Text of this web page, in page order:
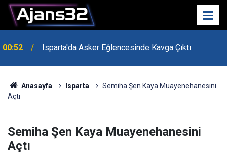
00:52 Isparta'da Asker Eğlencesinde Kavga Çıktı
Anasayfa Isparta
Semiha Şen Kaya Muayenehanesini
Açtı
Semiha Şen Kaya Muayenehanesini
Açtı